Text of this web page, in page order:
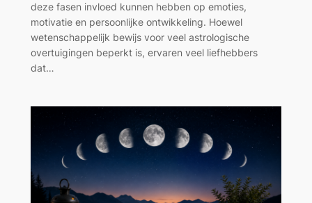
deze fasen invloed kunnen hebben op emoties,
motivatie en persoonlijke ontwikkeling. Hoewel
wetenschappelijk bewijs voor veel astrologische
overtuigingen beperkt is, ervaren veel liefhebbers
dat…